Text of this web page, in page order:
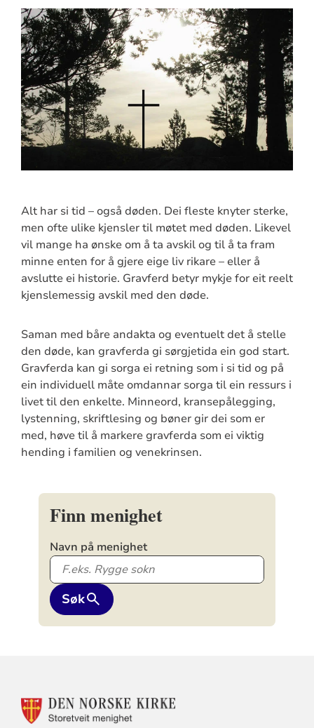
Alt har si tid – også døden. Dei fleste knyter sterke,
men ofte ulike kjensler til møtet med døden. Likevel
vil mange ha ønske om å ta avskil og til å ta fram
minne enten for å gjere eige liv rikare – eller å
avslutte ei historie. Gravferd betyr mykje for eit reelt
kjenslemessig avskil med den døde.
Saman med båre andakta og eventuelt det å stelle
den døde, kan gravferda gi sørgjetida ein god start.
Gravferda kan gi sorga ei retning som i si tid og på
ein individuell måte omdannar sorga til ein ressurs i
livet til den enkelte. Minneord, kransepålegging,
lystenning, skriftlesing og bøner gir dei som er
med, høve til å markere gravferda som ei viktig
hending i familien og venekrinsen.
Finn menighet
Navn på menighet
Søk
KONTAKTINFORMASJON